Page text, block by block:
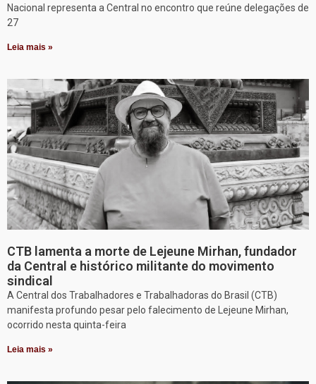
Nacional representa a Central no encontro que reúne delegações de
27
Leia mais »
CTB lamenta a morte de Lejeune Mirhan, fundador
da Central e histórico militante do movimento
sindical
A Central dos Trabalhadores e Trabalhadoras do Brasil (CTB)
manifesta profundo pesar pelo falecimento de Lejeune Mirhan,
ocorrido nesta quinta-feira
Leia mais »